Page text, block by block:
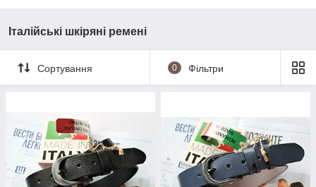
Італійські шкіряні ремені
Сортування 0 Фільтри